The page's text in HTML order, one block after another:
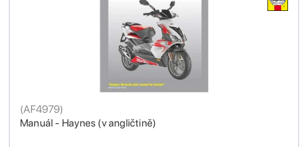
Manuál - Haynes (v angličtině)
(AF4979)